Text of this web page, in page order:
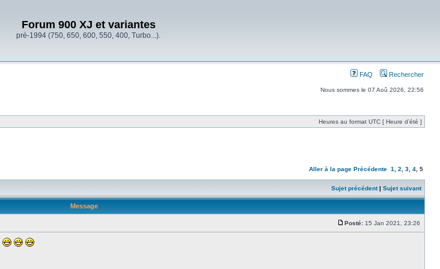
Forum 900 XJ et variantes
pré-1994 (750, 650, 600, 550, 400, Turbo...).
FAQ Rechercher
Nous sommes le 07 Aoû 2026, 22:56
Heures au format UTC [ Heure d’été ]
Aller à la page Précédente 1 2 3 4 5
Sujet précédent| Sujet suivant
Message
Posté: 15 Jan 2021, 23:26